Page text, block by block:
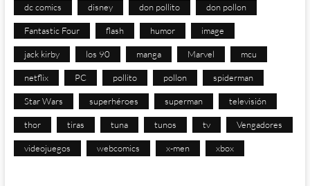
dc comics disney don pollito don pollon
Fantastic Four flash humor image
jack kirby los 90 manga Marvel mcu
netflix PC pollito pollon spiderman
Star Wars superhéroes superman televisión
thor tiras tuna tunos tv Vengadores
videojuegos webcomics x-men xbox